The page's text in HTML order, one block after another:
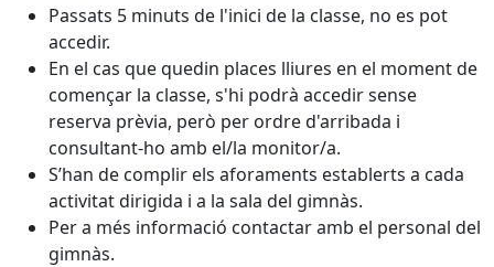
Passats 5 minuts de l'inici de la classe, no es pot
accedir.
En el cas que quedin places lliures en el moment de
començar la classe, s'hi podrà accedir sense
reserva prèvia, però per ordre d'arribada i
consultant-ho amb el/la monitor/a.
S’han de complir els aforaments establerts a cada
activitat dirigida i a la sala del gimnàs.
Per a més informació contactar amb el personal del
gimnàs.